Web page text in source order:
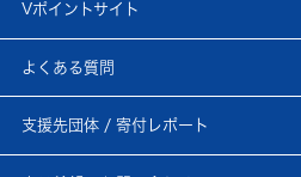
Vポイントサイト
よくある質問
支援先団体 / 寄付レポート